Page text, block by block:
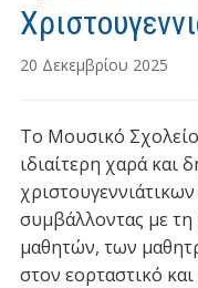
20 Δεκεμβρίου 2025
Το Μουσικό
ιδιαίτερη χαρά και
συμβάλλοντας με
μαθητών, των
στον εορταστικό